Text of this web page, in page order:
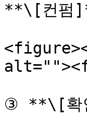
**\[컨펌
③ **\[확